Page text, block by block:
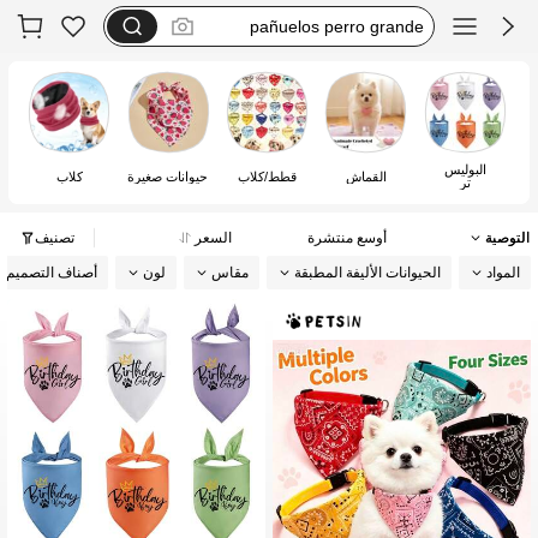
dog scarf
dog bandana
البوليس
تر
القماش قطط/كلاب حيوانات صغيرة كلاب
التوصية أوسع منتشرة السعر تصنيف
المواد الحيوانات الأليفة المطبقة مقاس لون أصناف التصميم